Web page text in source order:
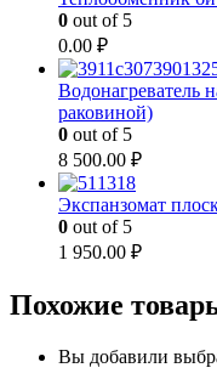
0 out of 5
0.00 ₽
Водонагреватель
раковиной)
0 out of 5
8 500.00 ₽
Экспанзомат
0 out of 5
1 950.00 ₽
Похожие
Вы добавили